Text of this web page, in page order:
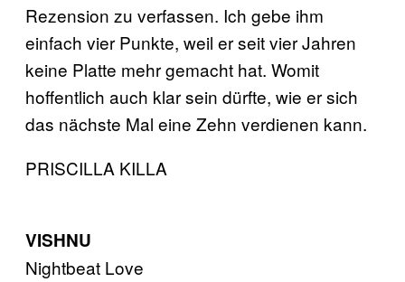
Rezension zu verfassen. Ich gebe ihm
einfach vier Punkte, weil er seit vier Jahren
keine Platte mehr gemacht hat. Womit
hoffentlich auch klar sein dürfte, wie er sich
das nächste Mal eine Zehn verdienen kann.
PRISCILLA KILLA
VISHNU
Nightbeat Love